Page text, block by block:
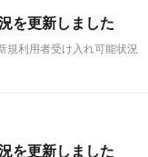
を更新しました
規利用者受け入れ可能状況
を更新しました